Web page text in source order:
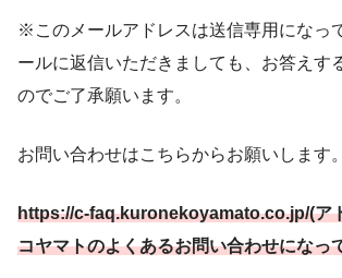
※このメールアドレスは送信専用になっ
ールに返信いただきましても、お答えす
のでご了承願います。
お問い合わせはこちらからお願いします。
https://c-faq.kuronekoyamato.co.jp/(ア
コヤマトのよくあるお問い合わせになっ